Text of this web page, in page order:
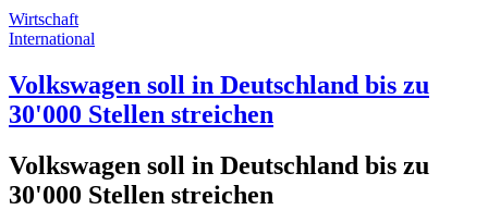
Wirtschaft
International
Volkswagen soll in Deutschland bis zu
30'000 Stellen streichen
Volkswagen soll in Deutschland bis zu
30'000 Stellen streichen